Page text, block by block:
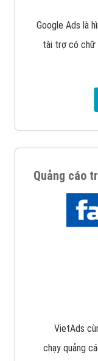
Google Ads là
tài trợ có chữ
Quảng cáo
VietAds
chạy quảng